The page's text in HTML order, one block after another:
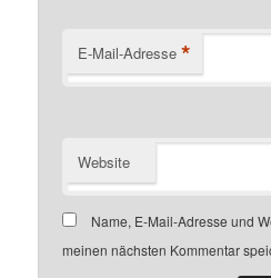
E-Mail-Adresse *
Website
Name, E-Mail-Adresse und
meinen nächsten Kommentar